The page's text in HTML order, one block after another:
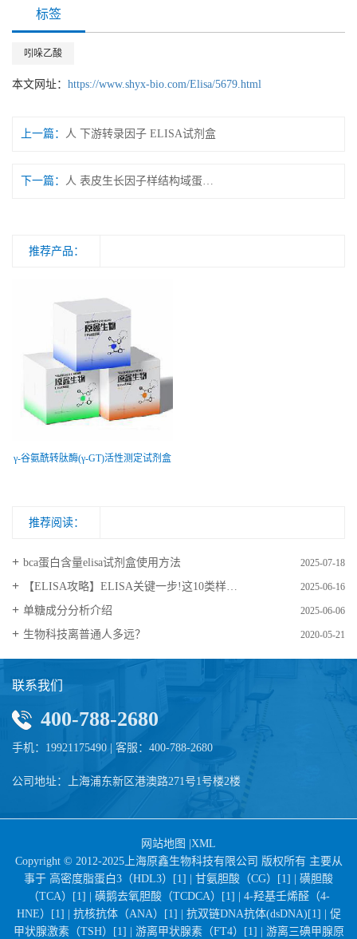
标签
吲哚乙酸
本文网址： https://www.shyx-bio.com/Elisa/5679.html
上一篇： 人 下游转录因子 ELISA试剂盒
下一篇： 人 表皮生长因子样结构域蛋白7 ELISA试剂盒
推荐产品：
γ-谷氨酰转肽酶(γ-GT)活性测定试剂盒
推荐阅读：
bca蛋白含量elisa试剂盒使用方法 2025-07-18
【ELISA攻略】ELISA关键一步!这10类样品要如何处理? 2025-06-16
​单糖成分分析介绍 2025-06-06
生物科技离普通人多远？ 2020-05-21
联系我们
400-788-2680
手机：19921175490 | 客服：400-788-2680
公司地址：上海浦东新区港澳路271号1号楼2楼
网站地图 XML
Copyright © 2012-2025上海原鑫生物科技有限公司 版权所有 主要从
事于 高密度脂蛋白3（HDL3）[1] | 甘氨胆酸（CG）[1] | 磺胆酸
（TCA）[1] | 磺鹅去氧胆酸（TCDCA）[1] | 4-羟基壬烯醛（4-
HNE）[1] | 抗核抗体（ANA）[1] | 抗双链DNA抗体(dsDNA)[1] | 促
甲状腺激素（TSH）[1] | 游离甲状腺素（FT4）[1] | 游离三碘甲腺原